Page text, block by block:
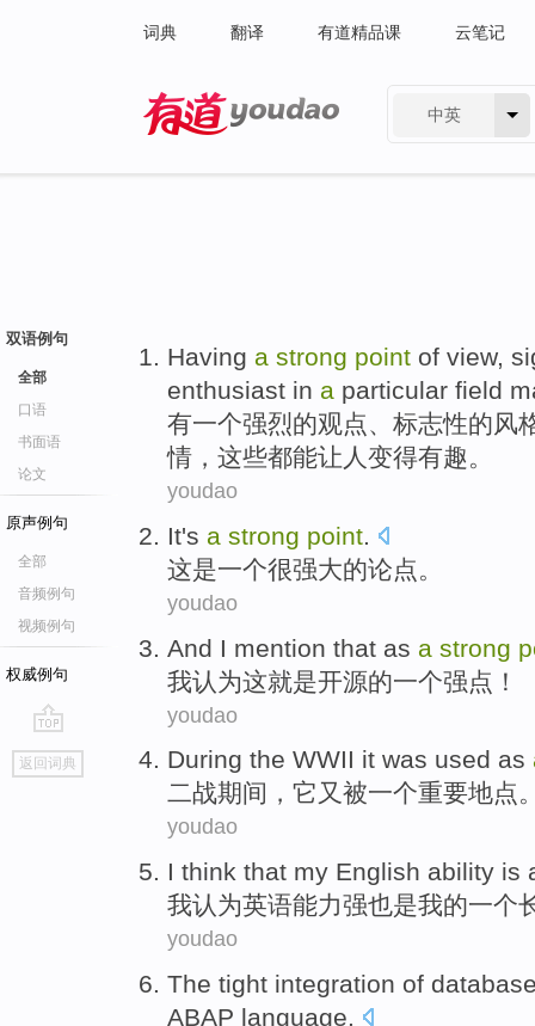
词典 翻译 有道精品课 云笔记
中英
双语例句
全部
口语
书面语
论文
原声例句
全部
音频例句
视频例句
权威例句
go
top
返回词典
Having a strong point of view,
enthusiast in a particular field
有一个强烈的观点、 标志性的风
情，这些都能让 人 变得有趣。
youdao
It's a strong point.
这是一个很强大的论点。
youdao
And I mention that as a strong
我认为这就是开源的一个强点 ！
youdao
During the WWII it was used as
二战期间 ， 它 又 被一个重要地点
youdao
I think that my English ability is
我认为英语能力强也是我的一个
youdao
The tight integration of
ABAP language.